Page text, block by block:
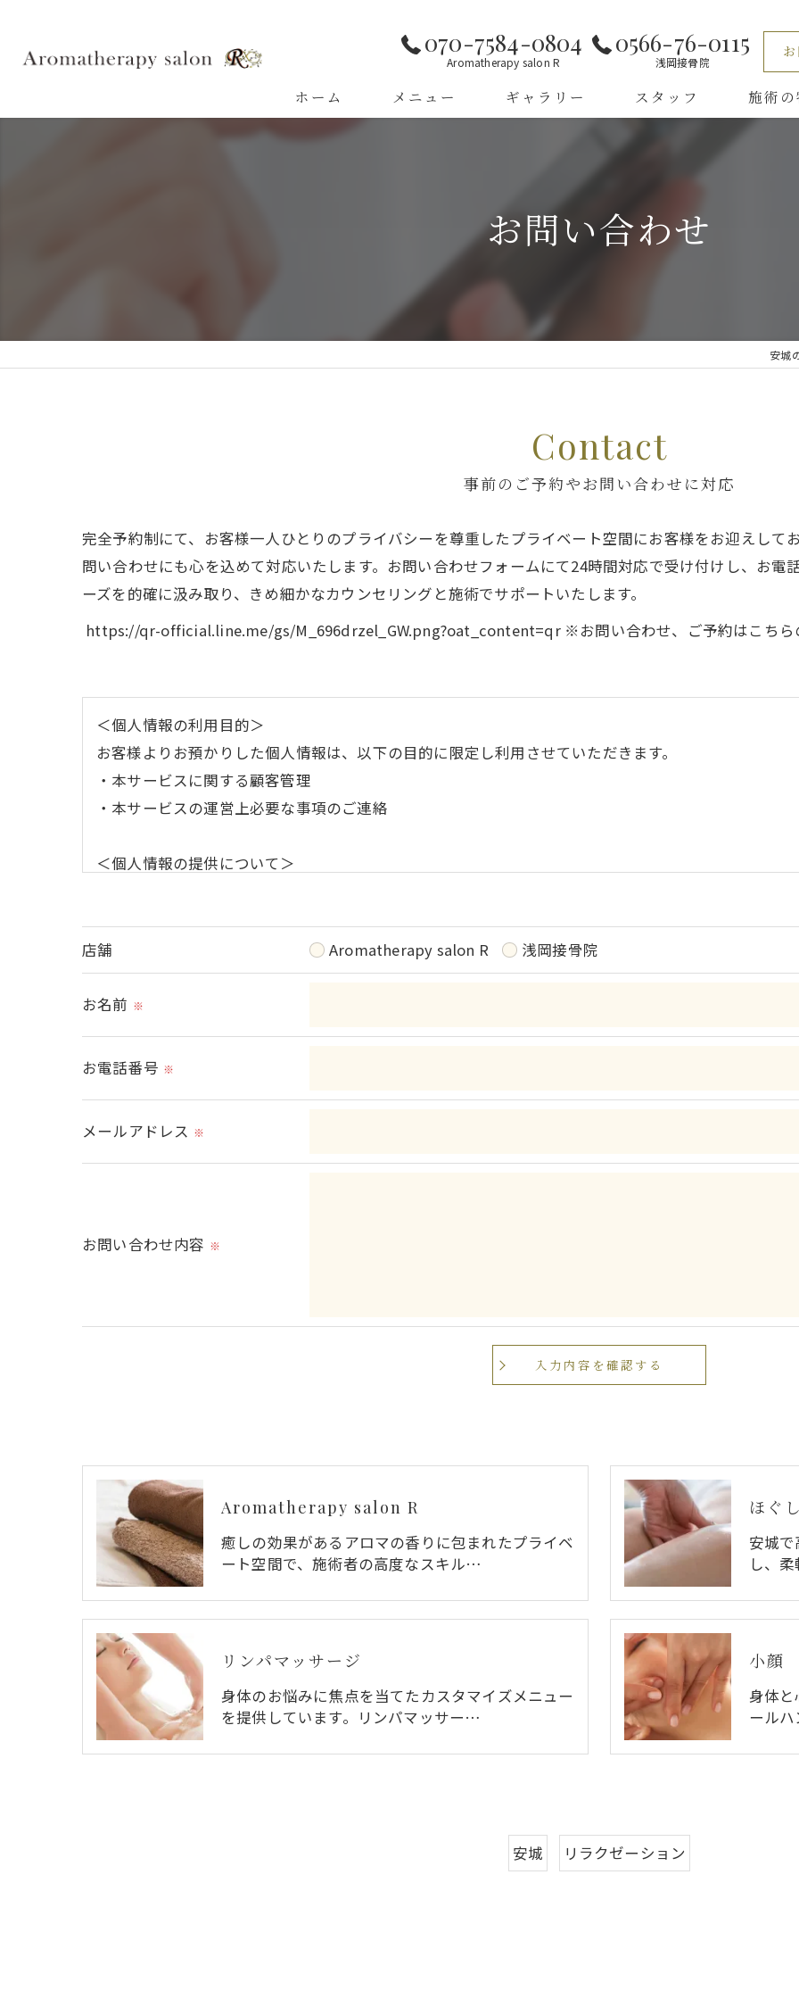
070-7584-0804
Aromatherapy salon R
0566-76-0115
浅岡接骨院
ホーム メニュー ギャラリー スタッフ 施術の
お問い合わせ
安城
事前のご予約やお問い合わせに対応
Contact
完全予約制にて、お客様一人ひとりのプライバシーを尊重したプライベート空間にお客様をお迎えして
問い合わせにも心を込めて対応いたします。お問い合わせフォームにて24時間対応で受け付けし、お電
ーズを的確に汲み取り、きめ細かなカウンセリングと施術でサポートいたします。
https://qr-official.line.me/gs/M_696drzel_GW.png?oat_content=qr ※お問い合わせ、ご予約はこちら
＜個人情報の利用目的＞
お客様よりお預かりした個人情報は、以下の目的に限定し利用させていただきます。
・本サービスに関する顧客管理
・本サービスの運営上必要な事項のご連絡
＜個人情報の提供について＞
＜個人情報の委託について＞
当社では、利用目的の達成に必要な範囲において、個人情報を外部に委託する場合があります。
＜個人情報を与えなかった場合に生じる結果＞
＜個人情報の開示･訂正・削除･利用停止の手続について＞
個人情報の開示･訂正･削除・利用停止の具体的手続きにつきましては、お電話でお問合せ下さい。
店舗 Aromatherapy salon R 浅岡接骨院
お名前 ※
お電話番号 ※
メールアドレス ※
お問い合わせ内容 ※
Aromatherapy salon R
癒しの効果があるアロマの香りに包まれたプライベ
ート空間で、施術者の高度なスキル…
ほぐし
安城
し、
リンパマッサージ
身体のお悩みに焦点を当てたカスタマイズメニュー
を提供しています。リンパマッサー…
小顔
身体
ール
安城 リラクゼーション